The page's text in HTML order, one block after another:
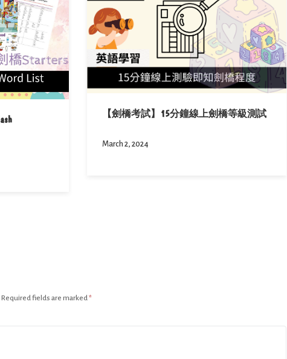
【劍橋考試】15分鐘線上劍橋等級測試
March 2, 2024
Required fields are marked*